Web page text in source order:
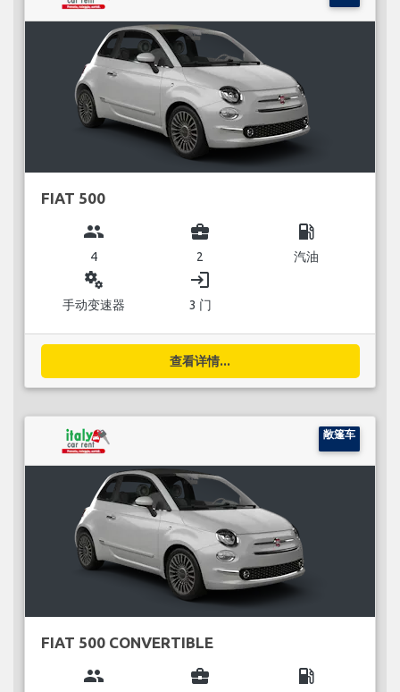
FIAT 500
group
4
business_center
2
local_gas_station
汽油
miscellaneous_services
手动变速器
login
3 门
查看详情...
敞篷车
FIAT 500 CONVERTIBLE
group business_center local_gas_station